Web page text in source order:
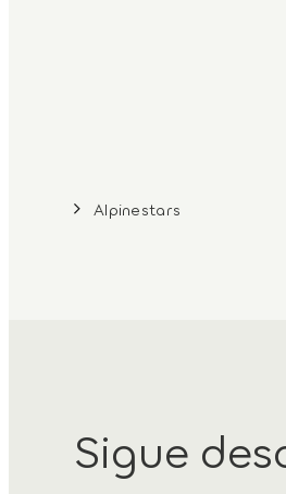
Alpinestars
Sigue